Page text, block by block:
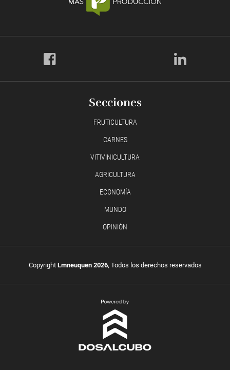
Secciones
FRUTICULTURA
CARNES
VITIVINICULTURA
AGRICULTURA
ECONOMÍA
MUNDO
OPINIÓN
Copyright Lmneuquen 2026, Todos los derechos reservados